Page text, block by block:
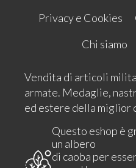
Privacy e Cookies
Chi siamo
Vendita di articoli
armate. Medaglie,
ed estere della miglior
Questo eshop è
un albero
di caoba per